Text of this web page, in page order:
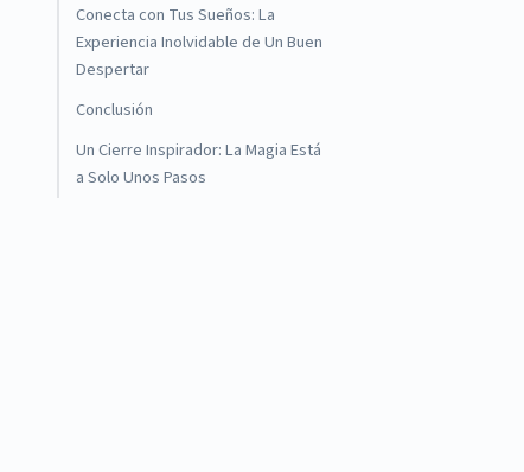
Conecta con Tus Sueños: La
Experiencia Inolvidable de Un Buen
Despertar
Conclusión
Un Cierre Inspirador: La Magia Está
a Solo Unos Pasos